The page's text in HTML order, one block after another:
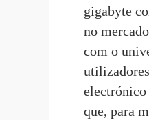
gigabyte
no
com o
electrónico
que, para